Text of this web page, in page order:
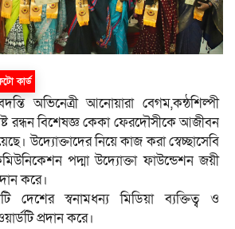
কার্ড
অভিনেত্রী আনোয়ারা বেগম,কন্ঠশিল্পী
রন্ধন বিশেষজ্ঞ কেকা ফেরদৌসীকে আজীবন
উদ্যোক্তাদের নিয়ে কাজ করা স্বেচ্ছাসেবি
পদ্মা উদ্যোক্তা ফাউন্ডেশন জয়ী
করে।
দেশের স্বনামধন্য মিডিয়া ব্যক্তিত্ব ও
প্রদান করে।